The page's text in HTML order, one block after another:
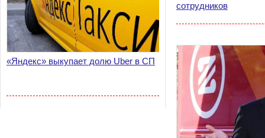
«Яндекс» выкупает долю Uber в СП
сотрудников